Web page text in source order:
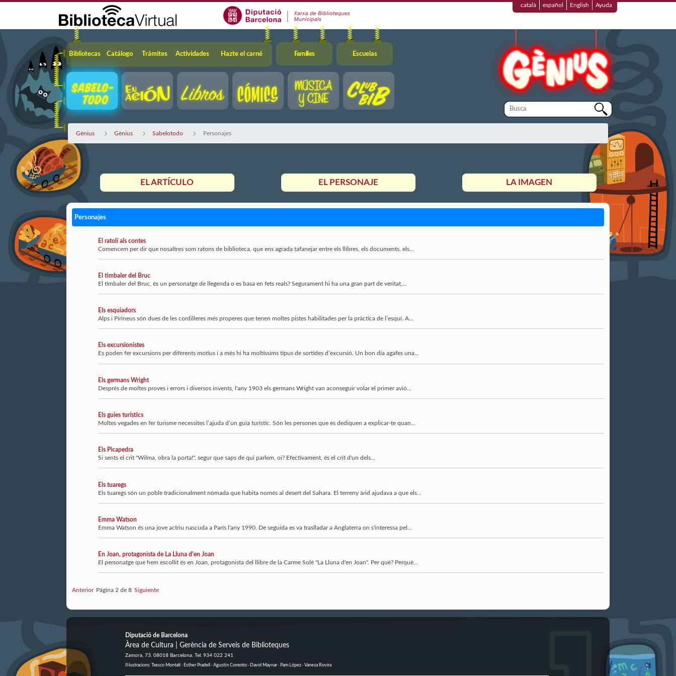
català español English Ayuda
Navegación
Bibliotecas Catálogo Trámites Actividades Hazte el carné Famílies Escuelas
Gènius Gènius Sabelotodo Personajes
EL ARTÍCULO EL PERSONAJE LA IMAGEN
Personajes
El ratolí als contes
Comencem per dir que nosaltres som ratons de biblioteca, que ens agrada tafanejar entre els llibres, els documents, els...
El timbaler del Bruc
El timbaler del Bruc, és un personatge de llegenda o es basa en fets reals? Segurament hi ha una gran part de veritat,...
Els esquiadors
Alps i Pirineus són dues de les cordilleres més properes que tenen moltes pistes habilitades per la pràctica de l’esquí. A...
Els excursionistes
Es poden fer excursions per diferents motius i a més hi ha moltíssims tipus de sortides d’excursió. Un bon dia agafes una...
Els germans Wright
Després de moltes proves i errors i diversos invents, l'any 1903 els germans Wright van aconseguir volar el primer avió...
Els guies turístics
Moltes vegades en fer turisme necessites l’ajuda d’un guia turístic. Són les persones que es dediquen a explicar-te quan...
Els Picapedra
Si sents el crit "Wilma, obra la porta!", segur que saps de qui parlem, oi? Efectivament, és el crit d'un dels...
Els tuaregs
Els tuaregs són un poble tradicionalment nòmada que habita només al desert del Sahara. El terreny àrid ajudava a que els...
Emma Watson
Emma Watson és una jove actriu nascuda a París l'any 1990. De seguida es va traslladar a Anglaterra on s'interessa pel...
En Joan, protagonista de La Lluna d'en Joan
El personatge que hem escollit és en Joan, protagonista del llibre de la Carme Solé "La Lluna d'en Joan". Per què? Perquè...
Anterior Página 2 de 8 Siguiente
Diputació de Barcelona
Àrea de Cultura | Gerència de Serveis de Biblioteques
Zamora, 73. 08018 Barcelona. Tel. 934 022 241
Il·lustracions: Txesco Montalt · Esther Pradell · Agustín Comotto · David Maynar · Pam López · Vanesa Rovira